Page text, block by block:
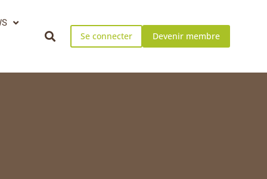
Se connecter Devenir membre